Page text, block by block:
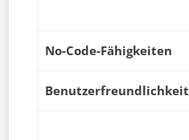
No-Code-Fähigkeiten
Benutzerfreundlichkeit